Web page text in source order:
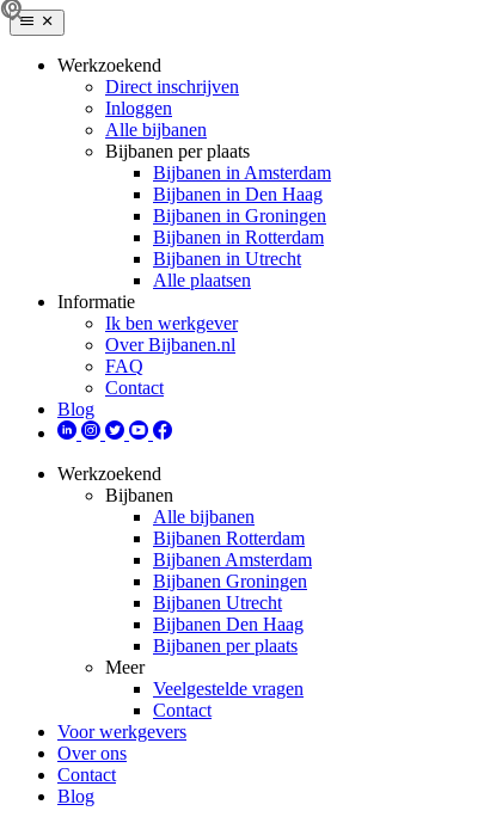
Werkzoekend
Direct inschrijven
Inloggen
Alle bijbanen
Bijbanen per plaats
Bijbanen in Amsterdam
Bijbanen in Den Haag
Bijbanen in Groningen
Bijbanen in Rotterdam
Bijbanen in Utrecht
Alle plaatsen
Informatie
Ik ben werkgever
Over Bijbanen.nl
FAQ
Contact
Blog
Werkzoekend
Bijbanen
Alle bijbanen
Bijbanen Rotterdam
Bijbanen Amsterdam
Bijbanen Groningen
Bijbanen Utrecht
Bijbanen Den Haag
Bijbanen per plaats
Meer
Veelgestelde vragen
Contact
Voor werkgevers
Over ons
Contact
Blog